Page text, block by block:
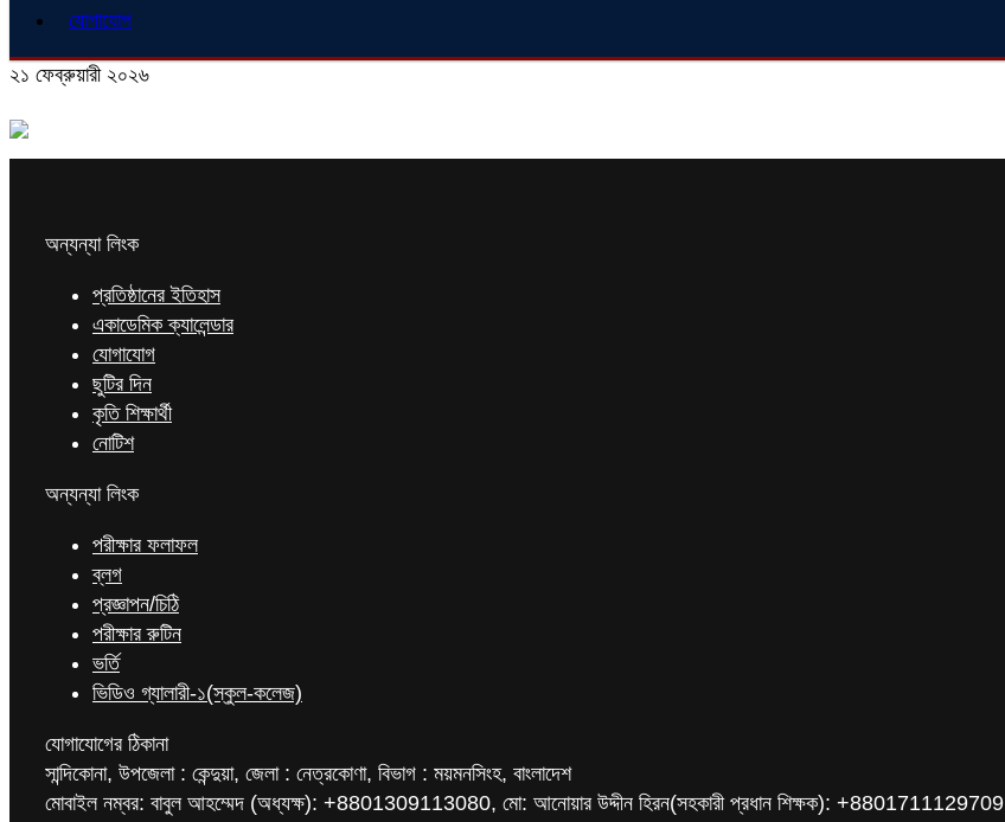
যোগাযোগ
২১ ফেব্রুয়ারী ২০২৬
অন্যন্যা লিংক
প্রতিষ্ঠানের ইতিহাস
একাডেমিক ক্যালেন্ডার
যোগাযোগ
ছুটির দিন
কৃতি শিক্ষার্থী
নোটিশ
অন্যন্যা লিংক
পরীক্ষার ফলাফল
ব্লগ
প্রজ্ঞাপন/চিঠি
পরীক্ষার রুটিন
ভর্তি
ভিডিও গ্যালারী-১(স্কুল-কলেজ)
যোগাযোগের ঠিকানা
সান্দিকোনা, উপজেলা : কেন্দুয়া, জেলা : নেত্রকোণা, বিভাগ : ময়মনসিংহ, বাংলাদেশ
মোবাইল নম্বর: বাবুল আহম্মেদ (অধ্যক্ষ): +8801309113080, মো: আনোয়ার উদ্দীন হিরন(সহকারী প্রধান শিক্ষক): +8801711129709